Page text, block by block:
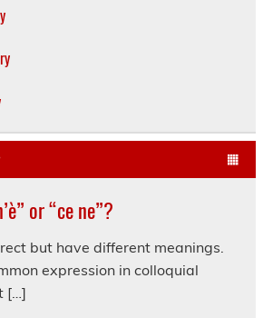
or “ce ne”?
but have different meanings.
expression in colloquial
[…]